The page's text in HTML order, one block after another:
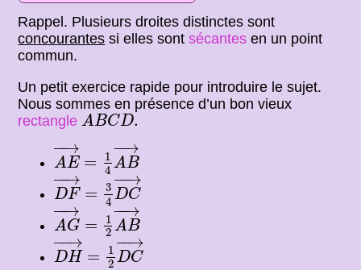
Rappel. Plusieurs droites distinctes sont
concourantes si elles sontsécantes en un point
commun.
Un petit exercice rapide pour introduire le sujet.
Nous sommes en présence d’un bon vieux
rectangle ABCD.
ABCD.
−
−→
AE =
1
4
−
−→
AB
AE→ 4AB
−
−→
DF =
3
4
−
−→
DC
DF→ 3 4DC
−
−→
AG =
1
2
−
−→
AB
AG→ 12AB
−
−→
DH =
1
2
−
−→
DC
DH→ 1 2DC